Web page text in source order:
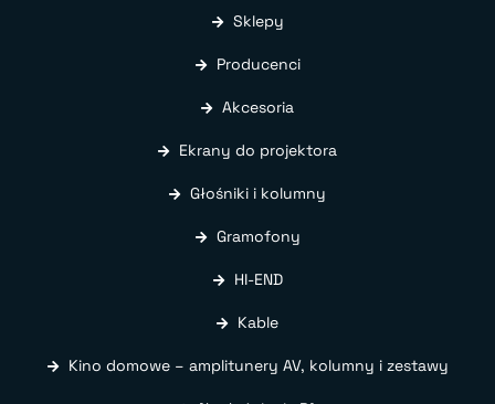
Sklepy
Producenci
Akcesoria
Ekrany do projektora
Głośniki i kolumny
Gramofony
HI-END
Kable
Kino domowe – amplitunery AV, kolumny i zestawy